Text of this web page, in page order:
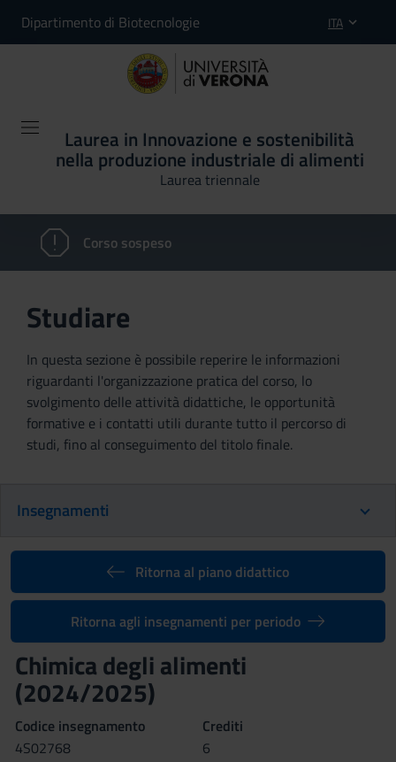
Dipartimento di Biotecnologie ITA
Laurea in Innovazione e sostenibilità
nella produzione industriale di alimenti
Laurea triennale
Corso sospeso
Studiare
In questa sezione è possibile reperire le informazioni
riguardanti l'organizzazione pratica del corso, lo
svolgimento delle attività didattiche, le opportunità
formative e i contatti utili durante tutto il percorso di
studi, fino al conseguimento del titolo finale.
Insegnamenti
Ritorna al piano didattico
Ritorna agli insegnamenti per periodo
Chimica degli alimenti
(2024/2025)
Codice insegnamento
4S02768
Crediti
6